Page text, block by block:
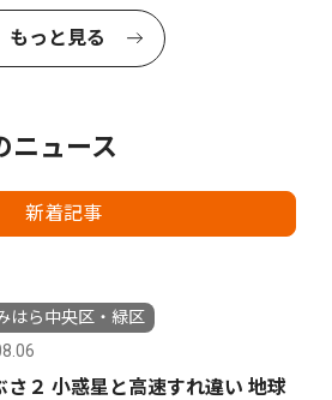
もっと見る
ニュース
新着記事
はら中央区・緑区
さ２ 小惑星と高速すれ違い 地球